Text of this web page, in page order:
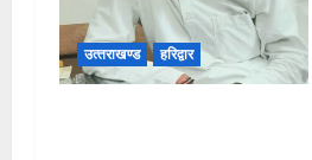
उत्‍तराखण्‍ड हरिद्वार